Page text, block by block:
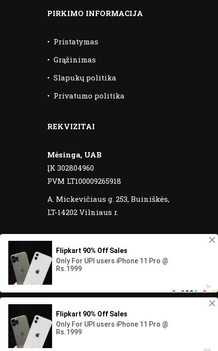
PIRKIMO INFORMACIJA
• Pristatymas
• Grąžinimas
• Slapukų politika
• Privatumo politika
REKVIZITAI
Mėsinga, UAB
ĮK 302804960
PVM LT100009265918
A. Mickevičiaus g. 253, Buiniškės,
LT-14202 Vilniaus r.
© 2020 Meatos yra registruotas prekinis
ženklas. Visos teisės saugomos.